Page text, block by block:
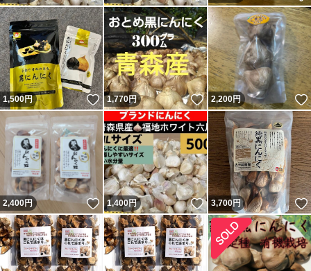
1,500円 いいね！
1,770円 いいね！
2,200円
2,400円 いいね！
1,400円 いいね！
3,700円